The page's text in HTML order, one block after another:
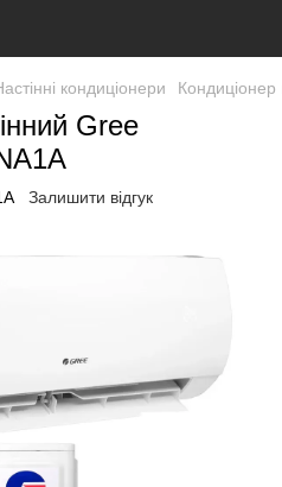
кондиціонери
Gree
Залишити відгук